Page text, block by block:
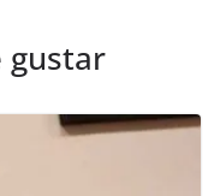
gustar